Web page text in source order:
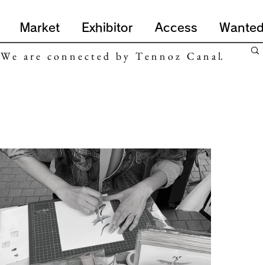
Market Exhibitor Access Wanted
W e a r e c o n n e c t e d b y T e n n o z C a n a l.